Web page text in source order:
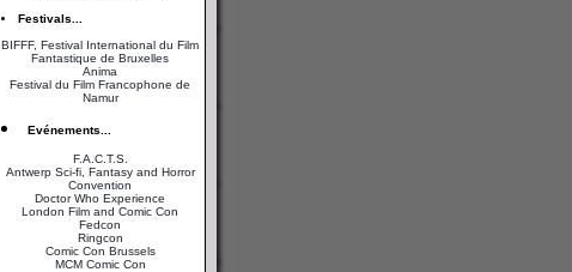
Festivals...
BIFFF, Festival International du Film
Fantastique de Bruxelles
Anima
Festival du Film Francophone de
Namur
Evénements...
F.A.C.T.S.
Antwerp Sci-fi, Fantasy and Horror
Convention
Doctor Who Experience
London Film and Comic Con
Fedcon
Ringcon
Comic Con Brussels
MCM Comic Con